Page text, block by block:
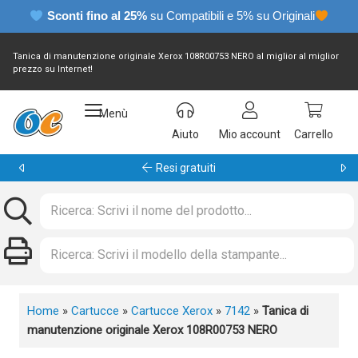
Sconti fino al 25% su Compatibili e 5% su Originali
Tanica di manutenzione originale Xerox 108R00753 NERO al miglior al miglior
prezzo su Internet!
Menù
Aiuto
Mio account Carrello
Garanzia 24 mesi
Home » Cartucce » Cartucce Xerox » 7142 » Tanica di
manutenzione originale Xerox 108R00753 NERO